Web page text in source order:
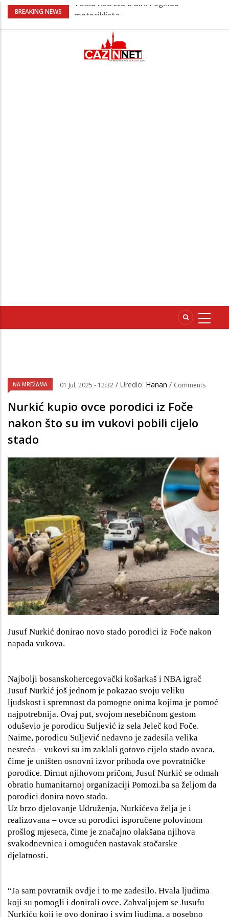
BREAKING NEWS
Na Ahiret preselio HALILOVIĆ (Smajil)
Sutra dženaza Hamdiji Šahinoviću iz
Bosanske Krupe, kojeg je usmrtila
supruga
NA MREŽAMA 01 Jul, 2025 - 12:32 / Uredio: Hanan / Comments
Nurkić kupio ovce porodici iz Foče
nakon što su im vukovi pobili cijelo
stado
Jusuf Nurkić donirao novo stado porodici iz Foče nakon
napada vukova.
Najbolji bosanskohercegovački košarkaš i NBA igrač
Jusuf Nurkić još jednom je pokazao svoju veliku
ljudskost i spremnost da pomogne onima kojima je pomoć
najpotrebnija. Ovaj put, svojom nesebičnom gestom
oduševio je porodicu Suljević iz sela Jeleč kod Foče.
Naime, porodicu Suljević nedavno je zadesila velika
nesreća – vukovi su im zaklali gotovo cijelo stado ovaca,
čime je uništen osnovni izvor prihoda ove povratničke
porodice. Dirnut njihovom pričom, Jusuf Nurkić se odmah
obratio humanitarnoj organizaciji Pomozi.ba sa željom da
porodici donira novo stado.
Uz brzo djelovanje Udruženja, Nurkićeva želja je i
realizovana – ovce su porodici isporučene polovinom
prošlog mjeseca, čime je značajno olakšana njihova
svakodnevnica i omogućen nastavak stočarske
djelatnosti.
“Ja sam povratnik ovdje i to me zadesilo. Hvala ljudima
koji su pomogli i donirali ovce. Zahvaljujem se Jusufu
Nurkiću koji je ovo donirao i svim ljudima, a posebno